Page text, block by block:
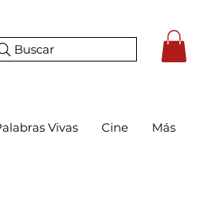
Buscar
Vivas Cine Más